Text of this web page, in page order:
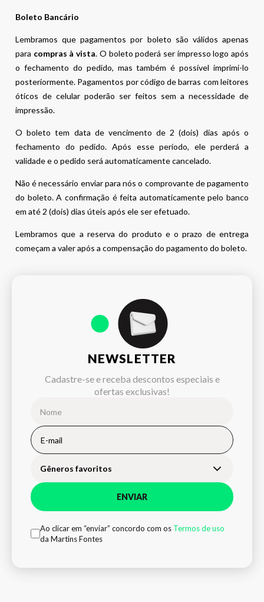
Boleto Bancário
Lembramos que pagamentos por boleto são válidos apenas
para compras à vista. O boleto poderá ser impresso logo após
o fechamento do pedido, mas também é possível imprimi-lo
posteriormente. Pagamentos por código de barras com leitores
óticos de celular poderão ser feitos sem a necessidade de
impressão.
O boleto tem data de vencimento de 2 (dois) dias após o
fechamento do pedido. Após esse período, ele perderá a
validade e o pedido será automaticamente cancelado.
Não é necessário enviar para nós o comprovante de pagamento
do boleto. A confirmação é feita automaticamente pelo banco
em até 2 (dois) dias úteis após ele ser efetuado.
Lembramos que a reserva do produto e o prazo de entrega
começam a valer após a compensação do pagamento do boleto.
NEWSLETTER
Cadastre-se e receba descontos especiais e
ofertas exclusivas!
Gêneros favoritos
ENVIAR
Ao clicar em “enviar” concordo com os Termos de uso
da Martins Fontes